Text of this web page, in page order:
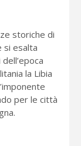
storiche di
si esalta
la Libia
per le città